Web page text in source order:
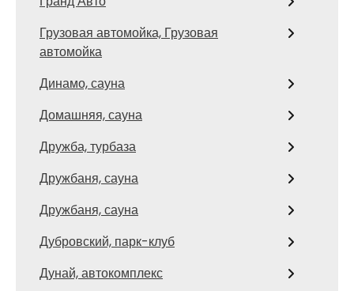
Грузовая автомойка, Грузовая
автомойка
Динамо, сауна
Домашняя, сауна
Дружба, турбаза
Дружбаня, сауна
Дружбаня, сауна
Дубровский, парк-клуб
Дунай, автокомплекс